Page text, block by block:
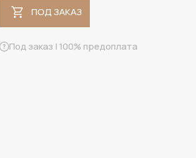
ПОД ЗАКАЗ
Под заказ | 100% предоплата